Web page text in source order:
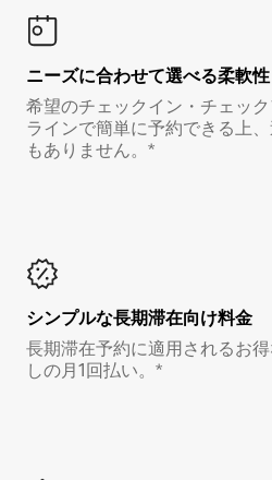
ニーズに合わせて選べる柔軟性
希望のチェックイン・チェッ
ラインで簡単に予約できる上
もありません。*
シンプルな長期滞在向け料金
長期滞在予約に適用されるお
しの月1回払い。*